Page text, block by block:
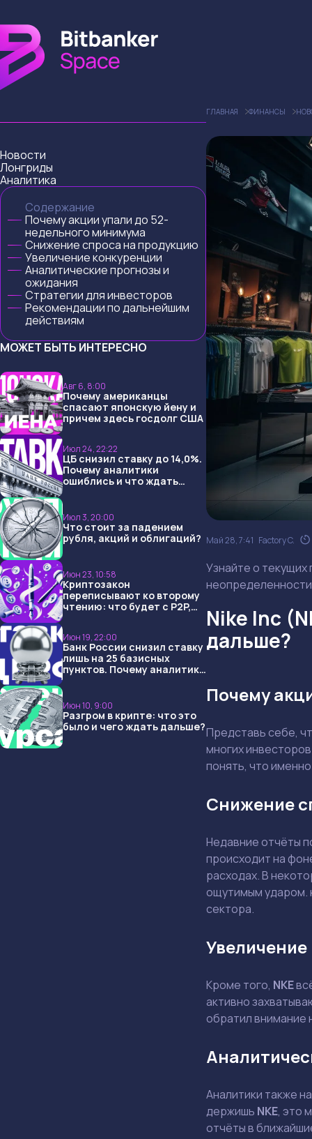
Новости
Лонгриды
Аналитика
Содержание
Почему акции упали до 52-
недельного минимума
Снижение спроса на продукцию
Увеличение конкуренции
Аналитические прогнозы и
ожидания
Стратегии для инвесторов
Рекомендации по дальнейшим
действиям
МОЖЕТ БЫТЬ ИНТЕРЕСНО
Авг 6, 8:00
Почему американцы
спасают японскую йену и
причем здесь госдолг США
Июл 24, 22:22
ЦБ снизил ставку до 14,0%.
Почему аналитики
ошиблись и что ждать
Июл 3, 20:00
Что стоит за падением
рубля, акций и облигаций?
Июн 23, 10:58
Криптозакон
переписывают ко второму
чтению: что будет с P2P,
Июн 19, 22:00
Банк России снизил ставку
лишь на 25 базисных
пунктов. Почему аналитики
Июн 10, 9:00
Разгром в крипте: что это
было и чего ждать дальше?
ГЛАВНАЯ ФИНАНСЫ
Май 28, 7:41 Factory C.
Узнайте о текущих
Nike Inc
дальше?
Почему
Представь себе,
многих
понять, что
Снижение
Недавние отчёты
происходит на
расходах. В
ощутимым ударом.
сектора.
Кроме того, NKE
активно
обратил внимание
Аналитики также
держишь NKE, это
отчёты в